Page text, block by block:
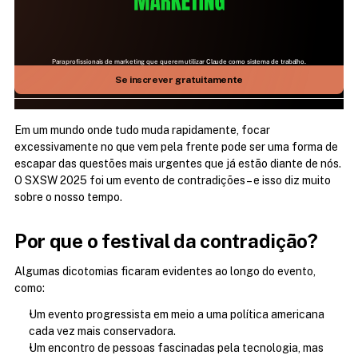
25 DE JULHO | 09H ÀS 17H | AO VIVO NO ZOOM
Aprenda como fazer a IA mais relevante do mundo
trabalhar para você
Para profissionais de marketing que querem utilizar Claude como sistema de trabalho.
Se inscrever gratuitamente
Em um mundo onde tudo muda rapidamente, focar
excessivamente no que vem pela frente pode ser uma forma de
escapar das questões mais urgentes que já estão diante de nós.
O SXSW 2025 foi um evento de contradições – e isso diz muito
sobre o nosso tempo.
Por que o festival da contradição?
Algumas dicotomias ficaram evidentes ao longo do evento,
como:
Um evento progressista em meio a uma política americana
cada vez mais conservadora.
Um encontro de pessoas fascinadas pela tecnologia, mas